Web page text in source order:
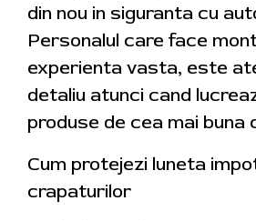
din nou in siguranta cu
Personalul care face
experienta vasta, este
detaliu atunci cand
produse de cea mai buna
Cum protejezi luneta
crapaturilor